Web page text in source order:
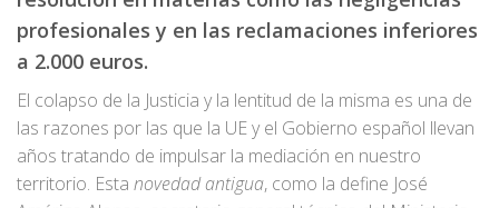
profesionales y en las reclamaciones inferiores
a 2.000 euros.
El colapso de la Justicia y la lentitud de la misma es una de
las razones por las que la UE y el Gobierno español llevan
años tratando de impulsar la mediación en nuestro
territorio. Esta novedad antigua, como la define José